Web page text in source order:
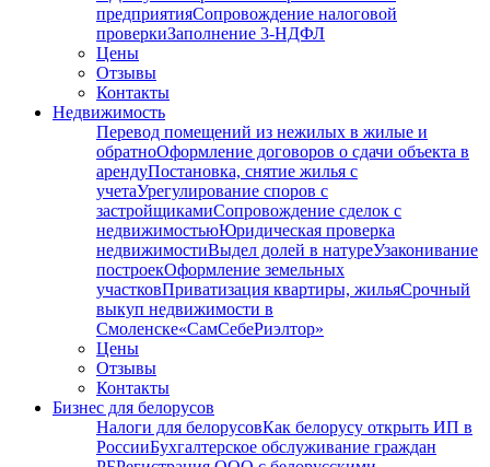
предприятияСопровождение налоговой
проверкиЗаполнение 3-НДФЛ
Цены
Отзывы
Контакты
Недвижимость
Перевод помещений из нежилых в жилые и
обратноОформление договоров о сдачи объекта в
арендуПостановка, снятие жилья с
учетаУрегулирование споров с
застройщикамиСопровождение сделок с
недвижимостьюЮридическая проверка
недвижимостиВыдел долей в натуреУзаконивание
построекОформление земельных
участковПриватизация квартиры, жильяСрочный
выкуп недвижимости в
Cмоленске«СамСебеРиэлтор»
Цены
Отзывы
Контакты
Бизнес для белорусов
Налоги для белорусовКак белорусу открыть ИП в
РоссииБухгалтерское обслуживание граждан